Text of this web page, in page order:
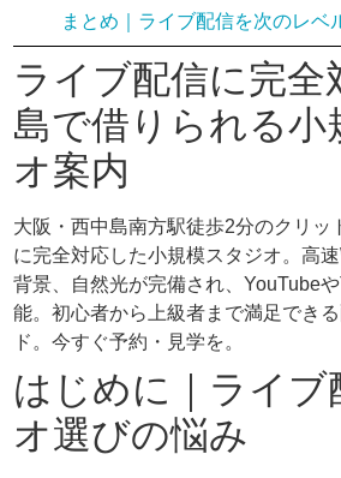
まとめ｜ライブ配信を次のレベ
ライブ配信に完全
島で借りられる小
オ案内
大阪・西中島南方駅徒歩2分のクリッ
に完全対応した小規模スタジオ。高
背景、自然光が完備され、YouTube
能。初心者から上級者まで満足でき
ド。今すぐ予約・見学を。
はじめに｜ライブ
オ選びの悩み